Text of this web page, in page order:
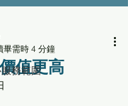
務範圍
值更高
畢需時 4 分鐘